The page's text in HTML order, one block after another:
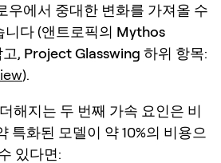
우에서 중대한 변화를 가져올 수
다 (앤트로픽의 Mythos
, Project Glasswing 하위 항목:
).
해지는 두 번째 가속 요인은 비
특화된 모델이 약 10%의 비용으
있다면: